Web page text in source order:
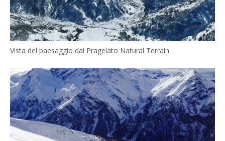
Vista del paesaggio dal Pragelato Natural Terrain